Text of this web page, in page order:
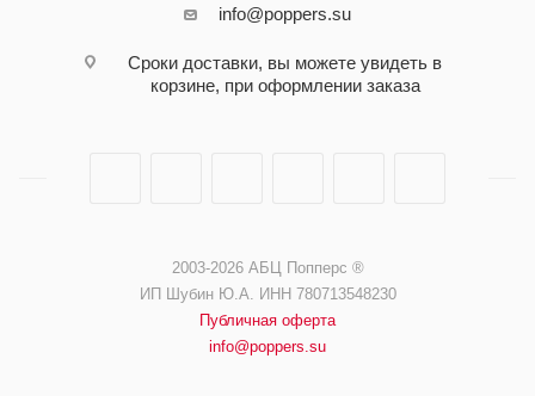
info@poppers.su
Сроки доставки, вы можете увидеть в
корзине, при оформлении заказа
2003-2026 АБЦ Попперс ®️️
ИП Шубин Ю.А. ИНН 780713548230
Публичная оферта
info@poppers.su